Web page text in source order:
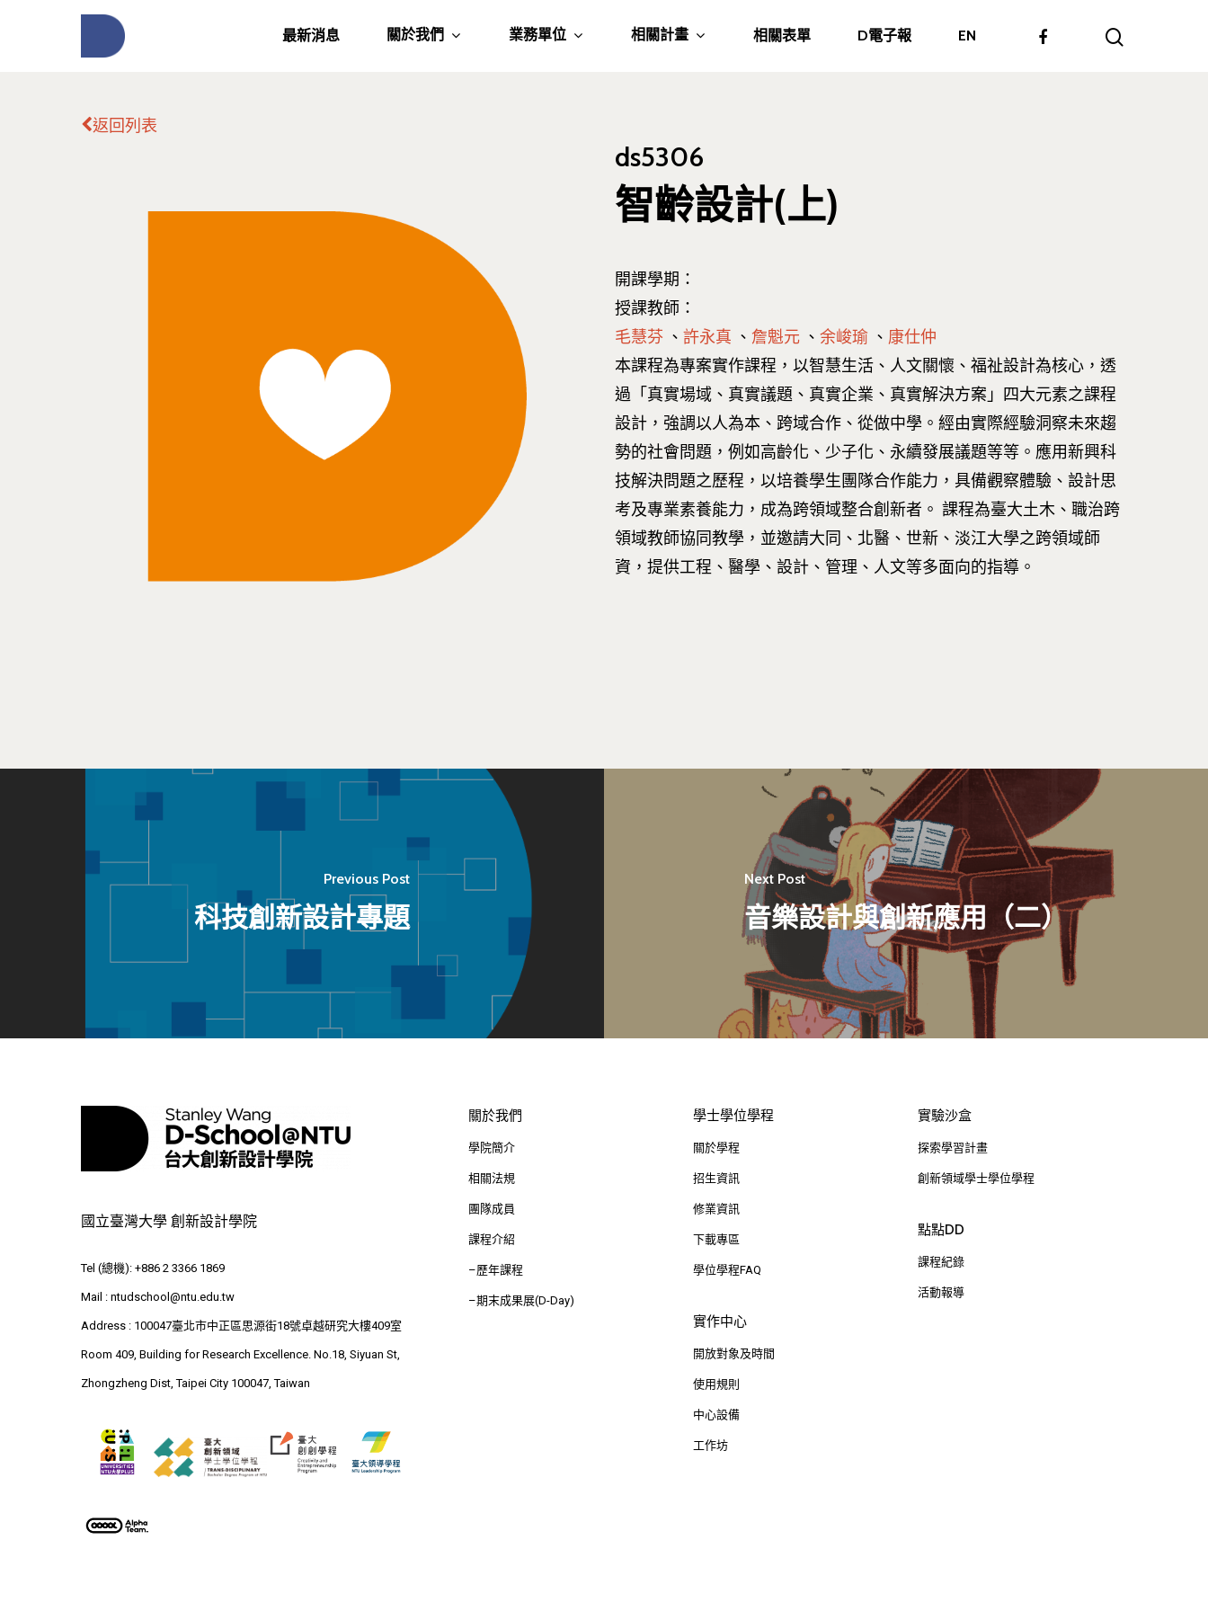
按下Enter開始搜尋，或Esc關閉跳窗
最新消息 關於我們 業務單位 相關計畫 相關表單 D電子報 EN
返回列表
ds5306
智齡設計(上)
開課學期：
授課教師：
毛慧芬 、 許永真 、 詹魁元 、 余峻瑜 、 康仕仲
本課程為專案實作課程，以智慧生活、人文關懷、福祉設計為核心，透
過「真實場域、真實議題、真實企業、真實解決方案」四大元素之課程
設計，強調以人為本、跨域合作、從做中學。經由實際經驗洞察未來趨
勢的社會問題，例如高齡化、少子化、永續發展議題等等。應用新興科
技解決問題之歷程，以培養學生團隊合作能力，具備觀察體驗、設計思
考及專業素養能力，成為跨領域整合創新者。 課程為臺大土木、職治跨
領域教師協同教學，並邀請大同、北醫、世新、淡江大學之跨領域師
資，提供工程、醫學、設計、管理、人文等多面向的指導。
Previous Post
科技創新設計專題
Next Post
音樂設計與創新應用（二）
國立臺灣大學 創新設計學院
Tel (總機): +886 2 3366 1869
Mail : ntudschool@ntu.edu.tw
Address : 100047臺北市中正區思源街18號卓越研究大樓409室
Room 409, Building for Research Excellence. No.18, Siyuan St,
Zhongzheng Dist, Taipei City 100047, Taiwan
關於我們
學院簡介
相關法規
團隊成員
課程介紹
–歷年課程
–期末成果展(D-Day)
學士學位學程
關於學程
招生資訊
修業資訊
下載專區
學位學程FAQ
實作中心
開放對象及時間
使用規則
中心設備
工作坊
實驗沙盒
探索學習計畫
創新領域學士學位學程
點點DD
課程紀錄
活動報導
Tel : +886 2 3366 1869
Address : 100047臺北市中正區思
卓越研究大樓409室
Room 409, Building for Research
Excellence. No.18, Siyuan St,
Dist, Taipei City 100047, Taiwan